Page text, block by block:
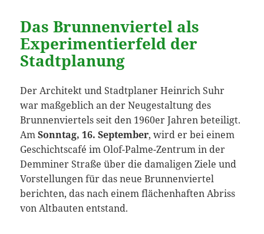
Das Brunnenviertel als
Experimentierfeld der
Stadtplanung
Der Architekt und Stadtplaner Heinrich Suhr
war maßgeblich an der Neugestaltung des
Brunnenviertels seit den 1960er Jahren beteiligt.
AmSonntag, 16. September, wird er bei einem
Geschichtscafé im Olof-Palme-Zentrum in der
Demminer Straße über die damaligen Ziele und
Vorstellungen für das neue Brunnenviertel
berichten, das nach einem flächenhaften Abriss
von Altbauten entstand.